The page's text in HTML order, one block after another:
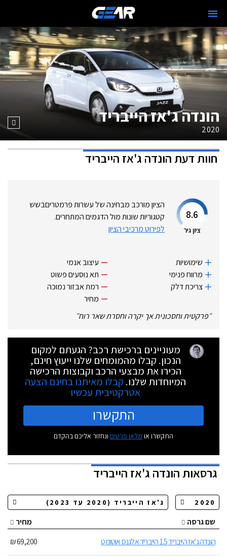
הונדה ג'אז הייבריד
2020
חוות דעתהונדה ג'אז הייבריד
8.6
ציון גיר
הציון מורכב מבחינה של עשרות פרמטריםבשש
קטגוריות שונות מול הדגמים המתחרים.
לפירוט מרכיבי הציון
שימושיות
מרווח פנימי
צריכת דלק
עיצוב אנמי
תא נוסעים פשוט
רמת אבזור נמוכה
מחיר
״פרקטית וחסכונית אך יקרה וחסרת שאר רוח״
מעוניינים ברכישת רכב? הגעתם למקום
הנכון. קבלו מהמומחים שלנו ייעוץ חינם,
הכירו את מבצעי הרכב וקבוצות הרכישה
המיוחדות שלנו. קבלו מאיתנו בחינם הצעה
אטרקטיבית עכשיו
התקשרו
התקשרו או מלאו פרטים ונחזור אליכם בהקדם
גרסאותהונדה ג'אז הייבריד
שם גרסה
מחיר
הונדה ג'אז הייבריד 1.5 הייבריד אלגנס אוטומט
69,200 ₪